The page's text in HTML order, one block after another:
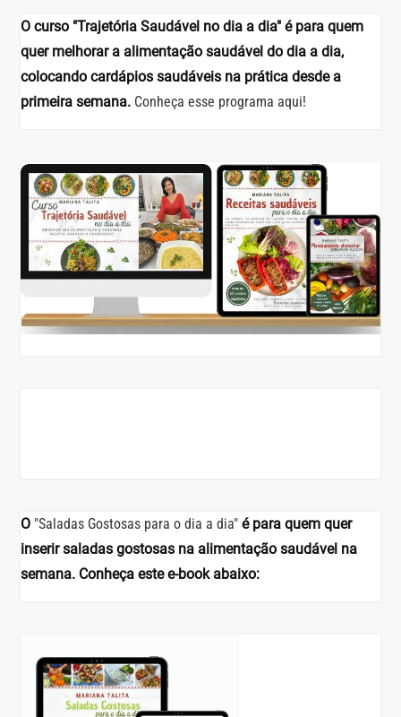
O curso "Trajetória Saudável no dia a dia" é para quem
quer melhorar a alimentação saudável do dia a dia,
colocando cardápios saudáveis na prática desde a
primeira semana. Conheça esse programa aqui!
O "Saladas Gostosas para o dia a dia" é para quem quer
inserir saladas gostosas na alimentação saudável na
semana. Conheça este e-book abaixo: